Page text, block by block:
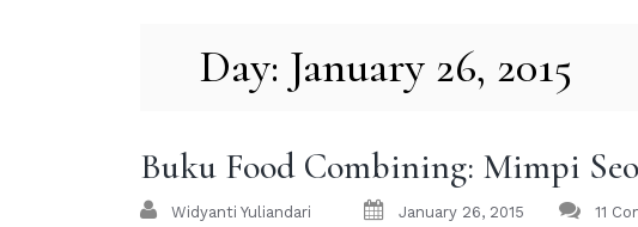
Day: January 26, 2015
Buku Food Combining: Mimpi
Widyanti Yuliandari January 26, 2015 11